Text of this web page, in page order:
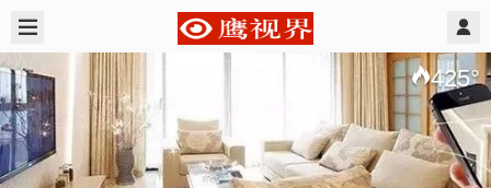
425°
鹰视界 @ 鹰视界 2019/11/11